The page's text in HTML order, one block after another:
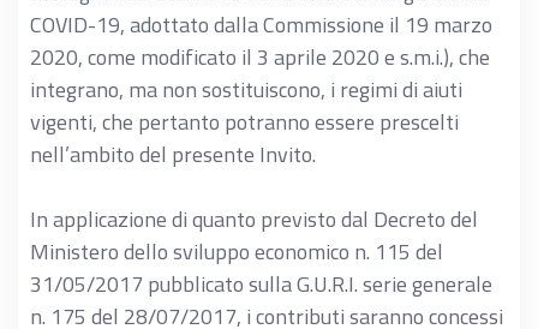
COVID-19, adottato dalla Commissione il 19 marzo
2020, come modificato il 3 aprile 2020 e s.m.i.), che
integrano, ma non sostituiscono, i regimi di aiuti
vigenti, che pertanto potranno essere prescelti
nell’ambito del presente Invito.
In applicazione di quanto previsto dal Decreto del
Ministero dello sviluppo economico n. 115 del
31/05/2017 pubblicato sulla G.U.R.I. serie generale
n. 175 del 28/07/2017, i contributi saranno concessi